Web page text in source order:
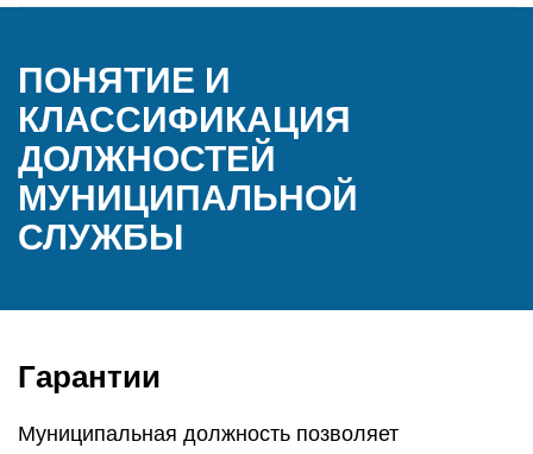
ПОНЯТИЕ И
КЛАССИФИКАЦИЯ
ДОЛЖНОСТЕЙ
МУНИЦИПАЛЬНОЙ
СЛУЖБЫ
Гарантии
Муниципальная должность позволяет